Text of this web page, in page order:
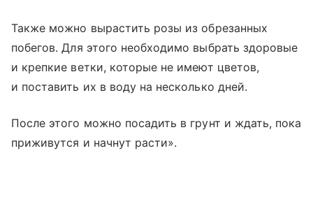
Также можно вырастить розы из обрезанных
побегов. Для этого необходимо выбрать здоровые
и крепкие ветки, которые не имеют цветов,
и поставить их в воду на несколько дней.
После этого можно посадить в грунт и ждать, пока
приживутся и начнут расти».